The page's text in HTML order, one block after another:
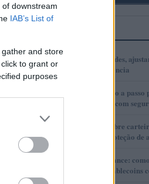
downstream
IAB’s List of
and store
to grant or
purposes
1
Como escolher redes,
bridges com eficiência
2
Cold wallets: passo a passo
configurar e usar com
3
Guia completo sobre
autocustódia e proteção de
Lite Loan da Binance:
empréstimo de stablecoins